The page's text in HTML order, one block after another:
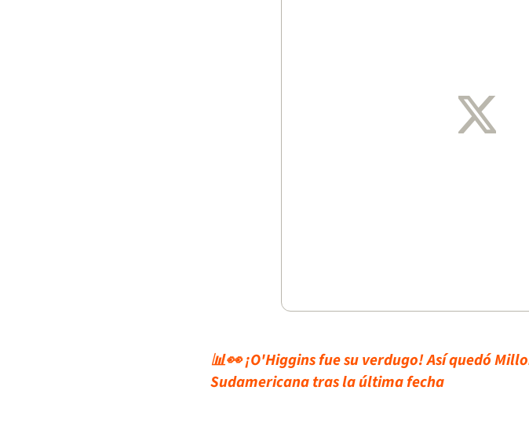
📊👀 ¡O'Higgins fue su verdugo! Así quedó
Sudamericana tras la última fecha